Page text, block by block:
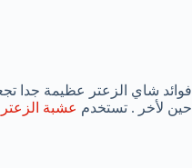
فوائد شاي الزعتر عظيمة جدا
حين لأخر . تستخدم عشبة الزعتر